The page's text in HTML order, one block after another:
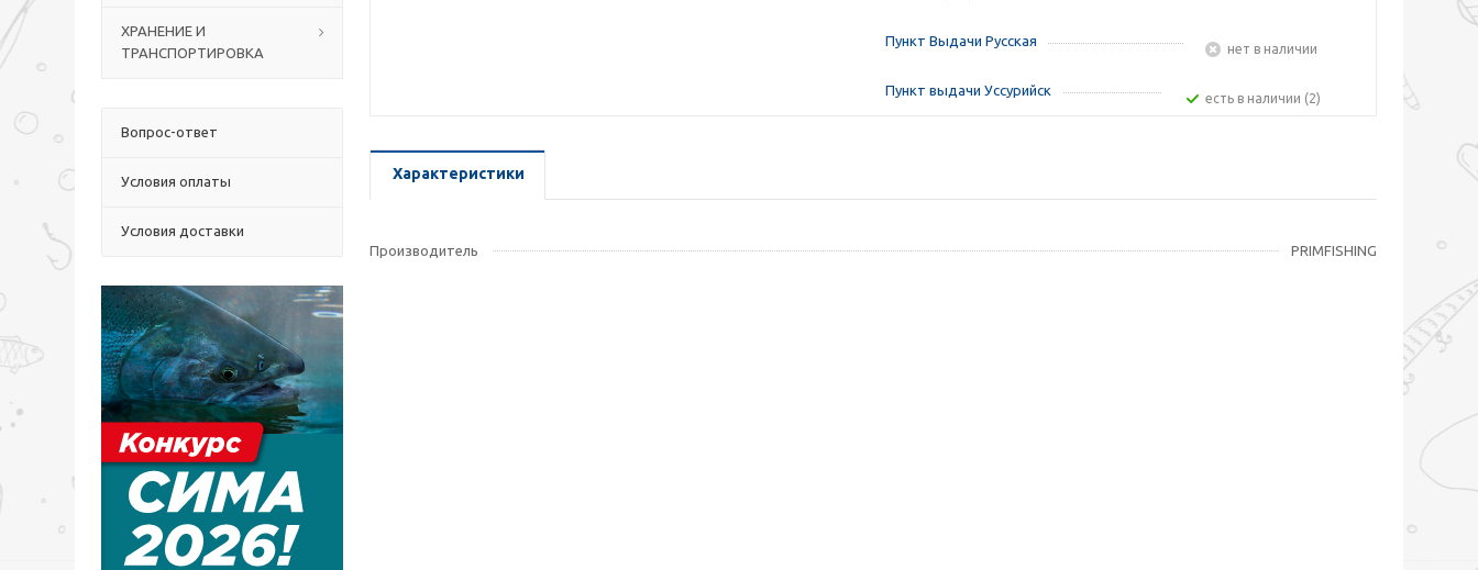
ХРАНЕНИЕ И
ТРАНСПОРТИРОВКА
Вопрос-ответ
Условия оплаты
Условия доставки
Пункт Выдачи Русская Нет в наличии
Пункт выдачи Уссурийск Есть в наличии (2)
Характеристики
Производитель PRIMFISHING